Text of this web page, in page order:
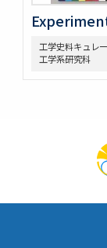
工学史料キュレ
工学系研究科